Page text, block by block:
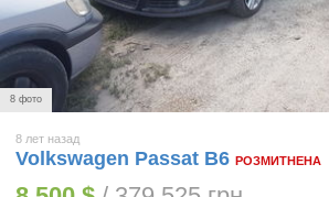
8 фото
8 лет назад
Volkswagen Passat B6 РОЗМИТНЕНА